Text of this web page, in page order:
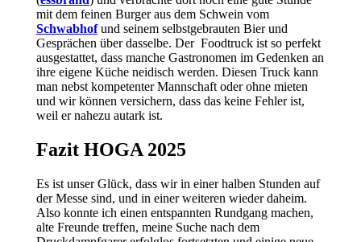
mit dem feinen Burger aus dem Schwein vom
Schwabhofund seinem selbstgebrauten Bier und
Gesprächen über dasselbe. Der Foodtruck ist so perfekt
ausgestattet, dass manche Gastronomen im Gedenken an
ihre eigene Küche neidisch werden. Diesen Truck kann
man nebst kompetenter Mannschaft oder ohne mieten
und wir können versichern, dass das keine Fehler ist,
weil er nahezu autark ist.
Fazit HOGA 2025
Es ist unser Glück, dass wir in einer halben Stunden auf
der Messe sind, und in einer weiteren wieder daheim.
Also konnte ich einen entspannten Rundgang machen,
alte Freunde treffen, meine Suche nach dem